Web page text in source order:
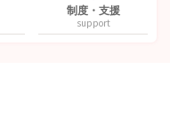
制度・支援
support